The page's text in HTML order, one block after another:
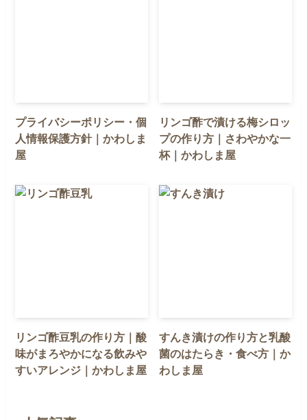
プライバシーポリシー・個
人情報保護方針｜かわしま
屋
リンゴ酢で漬ける梅シロッ
プの作り方｜さわやかな一
杯｜かわしま屋
リンゴ酢豆乳の作り方｜酸
味がまろやかになる飲みや
すいアレンジ｜かわしま屋
すんき漬けの作り方と乳酸
菌のはたらき・食べ方｜か
わしま屋